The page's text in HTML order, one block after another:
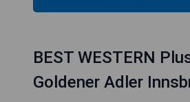
BEST WESTERN
Goldener Adler